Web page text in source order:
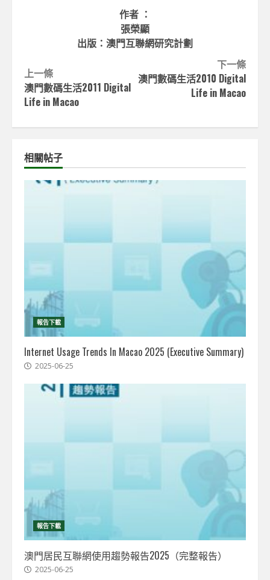
作者 ：
張榮顯
出版：澳門互聯網研究計劃
Continue
Reading
下一條
澳門數碼生活2010 Digital
Life in Macao
上一條
澳門數碼生活2011 Digital
Life in Macao
相關帖子
報告下載
Internet Usage Trends In Macao 2025 (Executive Summary)
2025-06-25
報告下載
澳門居民互聯網使用趨勢報告2025（完整報告）
2025-06-25